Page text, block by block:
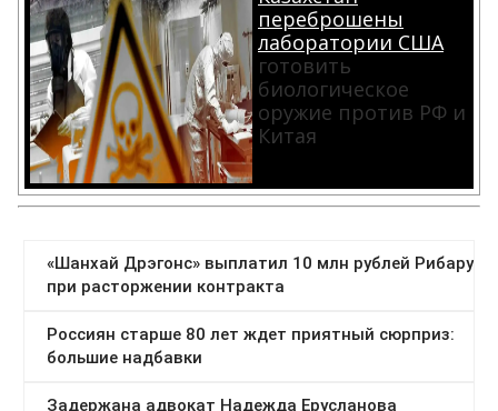
переброшены
лаборатории США
готовить
биологическое
оружие против РФ и
Китая